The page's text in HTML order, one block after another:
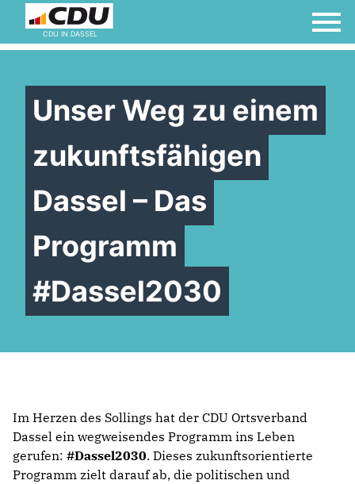
CDU IN DASSEL
Unser Weg zu einem
zukunftsfähigen
Dassel – Das
Programm
#Dassel2030
Im Herzen des Sollings hat der CDU Ortsverband
Dassel ein wegweisendes Programm ins Leben
gerufen: #Dassel2030. Dieses zukunftsorientierte
Programm zielt darauf ab, die politischen und